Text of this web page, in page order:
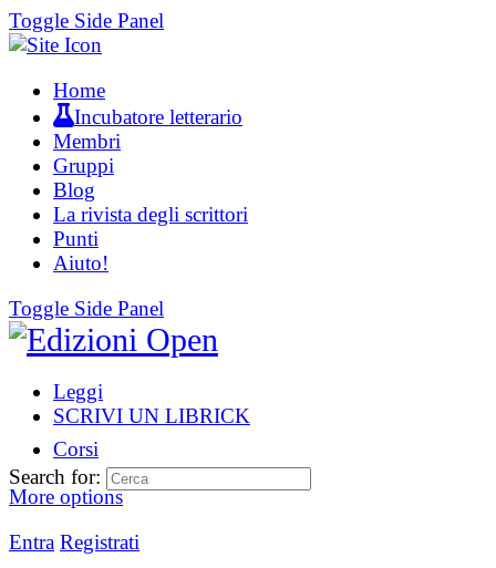
Toggle Side Panel
Home
Incubatore letterario
Membri
Gruppi
Blog
La rivista degli scrittori
Punti
Aiuto!
Toggle Side Panel
Leggi
SCRIVI UN LIBRICK
Corsi
More options
Entra Registrati
Search for: